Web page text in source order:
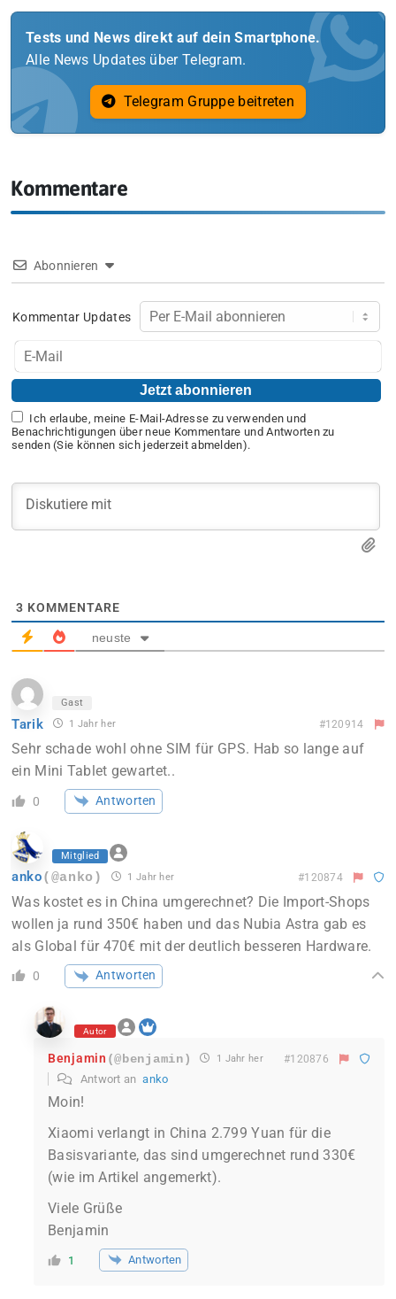
Tests und News direkt auf dein Smartphone.
Alle News Updates über Telegram.
Telegram Gruppe beitreten
Kommentare
Abonnieren
Kommentar Updates
Ich erlaube, meine E-Mail-Adresse zu verwenden und
Benachrichtigungen über neue Kommentare und Antworten zu
senden (Sie können sich jederzeit abmelden).
3 KOMMENTARE
neuste
Gast
Tarik 1 Jahr her #120914
Sehr schade wohl ohne SIM für GPS. Hab so lange auf
ein Mini Tablet gewartet..
0 Antworten
Mitglied
anko(@anko) 1 Jahr her #120874
Was kostet es in China umgerechnet? Die Import-Shops
wollen ja rund 350€ haben und das Nubia Astra gab es
als Global für 470€ mit der deutlich besseren Hardware.
0 Antworten
Autor
Benjamin (@benjamin) 1 Jahr her #120876
Antwort ananko
Moin!
Xiaomi verlangt in China 2.799 Yuan für die
Basisvariante, das sind umgerechnet rund 330€
(wie im Artikel angemerkt).
Viele Grüße
Benjamin
1 Antworten